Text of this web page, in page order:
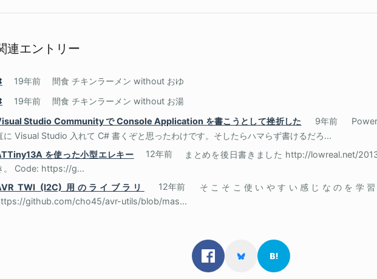
連エントリー
19年前
間食 チキンラーメン without おゆ
19年前
間食 チキンラーメン without お湯
Studio Community で Console Application を書こうとして挫折した
9年前
に Visual Studio 入れて C# 書くぞと思ったわけです。そしたらハマらず書けるだろ...
を使った小型エレキー
12年前
まとめを後日書きました http://lowreal.net/
。 Code: https://g...
TWI (I2C) 用のライブラリ
12年前
そこそこ使いやすい感じなのを学
github.com/cho45/avr-utils/blob/mas...